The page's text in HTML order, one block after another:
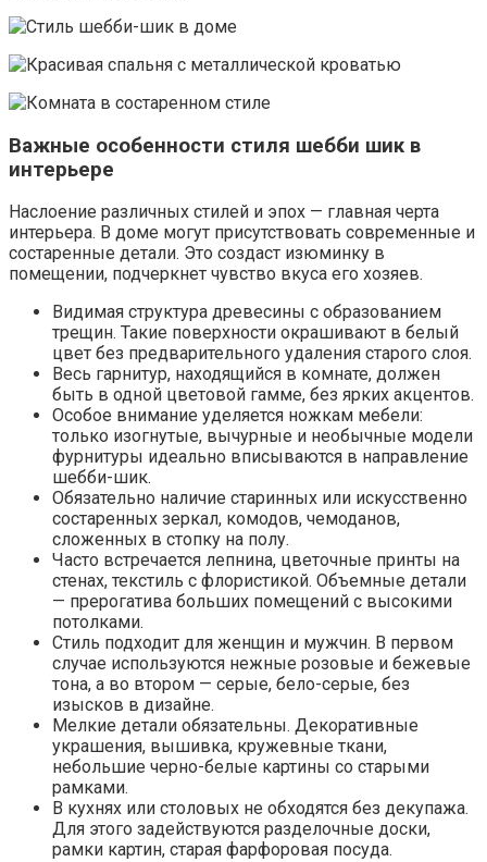
Важные особенности стиля шебби шик в
интерьере
Наслоение различных стилей и эпох — главная черта
интерьера. В доме могут присутствовать современные и
состаренные детали. Это создаст изюминку в
помещении, подчеркнет чувство вкуса его хозяев.
Видимая структура древесины с образованием
трещин. Такие поверхности окрашивают в белый
цвет без предварительного удаления старого слоя.
Весь гарнитур, находящийся в комнате, должен
быть в одной цветовой гамме, без ярких акцентов.
Особое внимание уделяется ножкам мебели:
только изогнутые, вычурные и необычные модели
фурнитуры идеально вписываются в направление
шебби-шик.
Обязательно наличие старинных или искусственно
состаренных зеркал, комодов, чемоданов,
сложенных в стопку на полу.
Часто встречается лепнина, цветочные принты на
стенах, текстиль с флористикой. Объемные детали
— прерогатива больших помещений с высокими
потолками.
Стиль подходит для женщин и мужчин. В первом
случае используются нежные розовые и бежевые
тона, а во втором — серые, бело-серые, без
изысков в дизайне.
Мелкие детали обязательны. Декоративные
украшения, вышивка, кружевные ткани,
небольшие черно-белые картины со старыми
рамками.
В кухнях или столовых не обходятся без декупажа.
Для этого задействуются разделочные доски,
рамки картин, старая фарфоровая посуда.